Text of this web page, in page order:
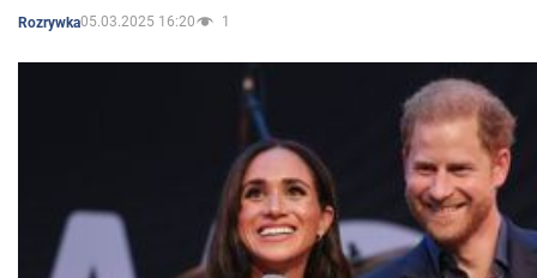
Rozrywka05.03.2025 16:20 1